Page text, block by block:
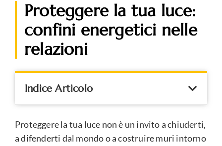
Proteggere la tua luce:
confini energetici nelle
relazioni
Indice Articolo
Proteggere la tua luce non è un invito a chiuderti,
a difenderti dal mondo o a costruire muri intorno